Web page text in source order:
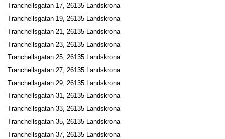
Aktiv Fritid & Vildmark Fensbol
Leif Håkan Adolfsson
0565-60070
Tranchellsgatan 55 B, 26135 Landskrona
Landskrona Spettkaksbageri HB
0418-13589
Tranchellsgatan 87, 26135 Landskrona
Tranchellsgatan 17, 26135 Landskrona
Tranchellsgatan 19, 26135 Landskrona
Tranchellsgatan 21, 26135 Landskrona
Tranchellsgatan 23, 26135 Landskrona
Tranchellsgatan 25, 26135 Landskrona
Tranchellsgatan 27, 26135 Landskrona
Tranchellsgatan 29, 26135 Landskrona
Tranchellsgatan 31, 26135 Landskrona
Tranchellsgatan 33, 26135 Landskrona
Tranchellsgatan 35, 26135 Landskrona
Tranchellsgatan 37, 26135 Landskrona